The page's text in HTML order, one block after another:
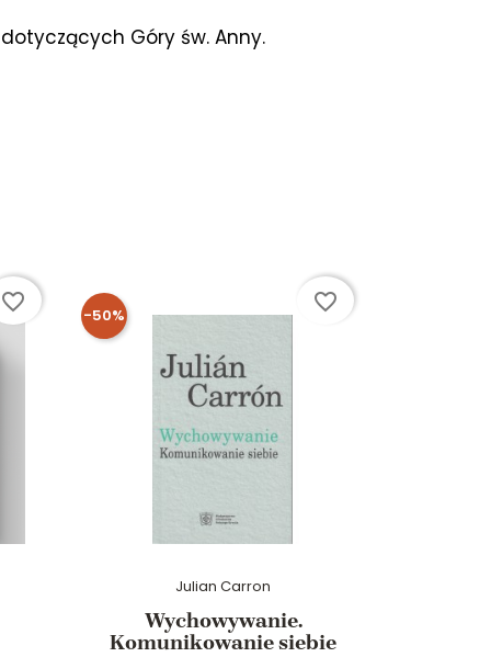
Góry św. Anny.
favorite_border
Julian Carron
Wychowywanie.
Komunikowanie siebie
-50%
favorite_border